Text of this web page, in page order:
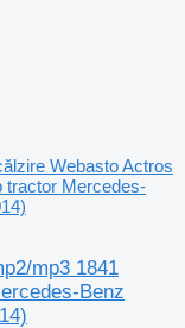
Webasto Actros
tractor Mercedes-
mp3 1841
Benz